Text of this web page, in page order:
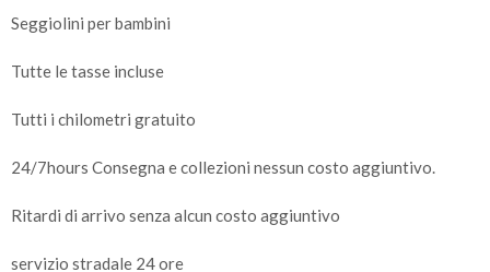
Seggiolini per bambini
Tutte le tasse incluse
Tutti i chilometri gratuito
24/7hours Consegna e collezioni nessun costo aggiuntivo.
Ritardi di arrivo senza alcun costo aggiuntivo
servizio stradale 24 ore